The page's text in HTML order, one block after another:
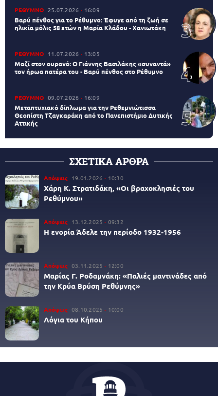
ΡΕΘΥΜΝΟ 25.07.2026 16:09
Βαρύ πένθος για το Ρέθυμνο: Έφυγε από τη ζωή σε
ηλικία μόλις 58 ετών η Μαρία Κλάδου - Χανιωτάκη
ΡΕΘΥΜΝΟ 11.07.2026 13:05
Μαζί στον ουρανό: Ο Γιάννης Βασιλάκης «συναντά»
τον ήρωα πατέρα του - Βαρύ πένθος στο Ρέθυμνο
ΡΕΘΥΜΝΟ 09.07.2026 16:09
Μεταπτυχιακό δίπλωμα για την Ρεθεμνιώτισσα
Θεοπίστη Τζαγκαράκη από το Πανεπιστήμιο Δυτικής
Αττικής
ΣΧΕΤΙΚΑ ΑΡΘΡΑ
Απόψεις 19.01.2026 10:30
Χάρη Κ. Στρατιδάκη, «Οι βραχοκλησιές του
Ρεθύμνου»
Απόψεις 13.12.2025 09:32
Η ενορία Άδελε την περίοδο 1932-1956
Απόψεις 03.11.2025 12:00
Μαρίας Γ. Ροδαμνάκη: «Παλιές μαντινάδες από
την Κρύα Βρύση Ρεθύμνης»
Απόψεις 08.10.2025 10:00
Λόγια του Κήπου